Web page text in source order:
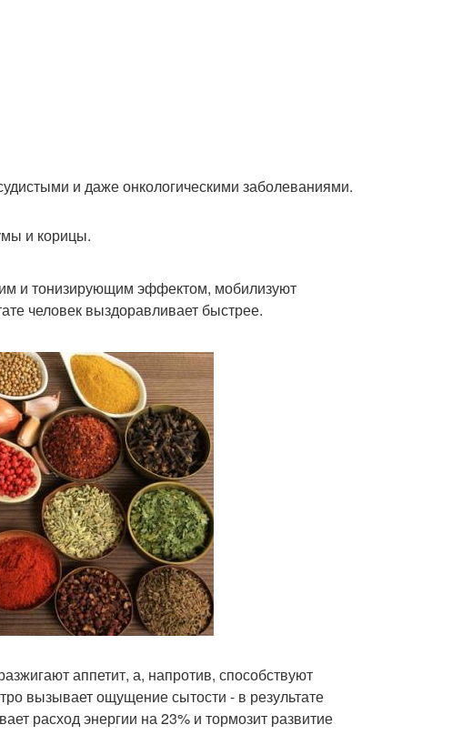
и даже онкологическими заболеваниями.
и корицы.
и тонизирующим эффектом, мобилизуют
человек выздоравливает быстрее.
аппетит, а, напротив, способствуют
вызывает ощущение сытости - в результате
расход энергии на 23% и тормозит развитие